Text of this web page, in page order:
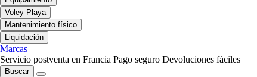
Voley Playa
Mantenimiento físico
Liquidación
Marcas
Servicio postventa en Francia Pago seguro Devoluciones fáciles
Buscar